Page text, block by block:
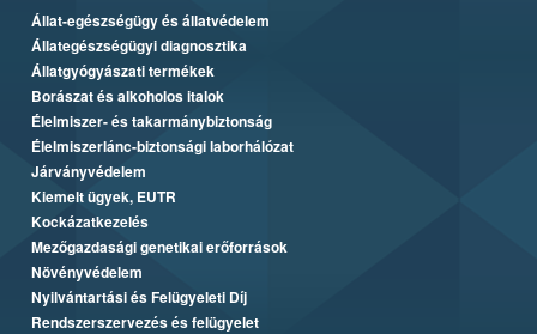
Állat-egészségügy és állatvédelem
Állategészségügyi diagnosztika
Állatgyógyászati termékek
Borászat és alkoholos italok
Élelmiszer- és takarmánybiztonság
Élelmiszerlánc-biztonsági laborhálózat
Járványvédelem
Kiemelt ügyek, EUTR
Kockázatkezelés
Mezőgazdasági genetikai erőforrások
Növényvédelem
Nyilvántartási és Felügyeleti Díj
Rendszerszervezés és felügyelet